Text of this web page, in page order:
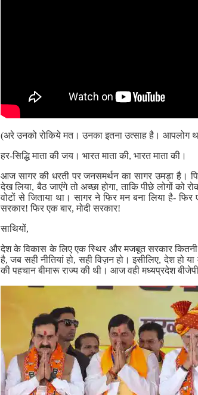
(अरे उनको रोकिये मत। उनका इतना उत्साह है।
हर-सिद्धि माता की जय। भारत माता की, भारत माता की।
आज सागर की धरती पर जनसमर्थन का सागर उमड़ा है।
देख लिया, बैठ जाएंगे तो अच्छा होगा, ताकि पीछे लोगों को
वोटों से जिताया था। सागर ने फिर मन बना लिया है-
सरकार! फिर एक बार, मोदी सरकार!
साथियों,
देश के विकास के लिए एक स्थिर और मजबूत सरकार
है, जब सही नीतियां हो, सही विज़न हो। इसीलिए, देश
की पहचान बीमारू राज्य की थी। आज वही मध्यप्रदेश